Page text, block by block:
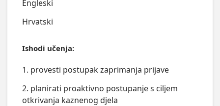
Engleski
Hrvatski
Ishodi učenja:
1. provesti postupak zaprimanja prijave
2. planirati proaktivno postupanje s ciljem
otkrivanja kaznenog djela